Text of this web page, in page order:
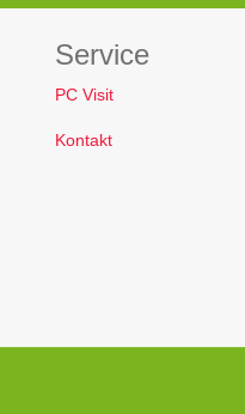
Service
PC Visit
Kontakt